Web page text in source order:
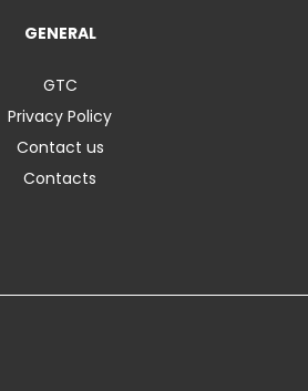
GENERAL
GTC
Privacy Policy
Contact us
Contacts